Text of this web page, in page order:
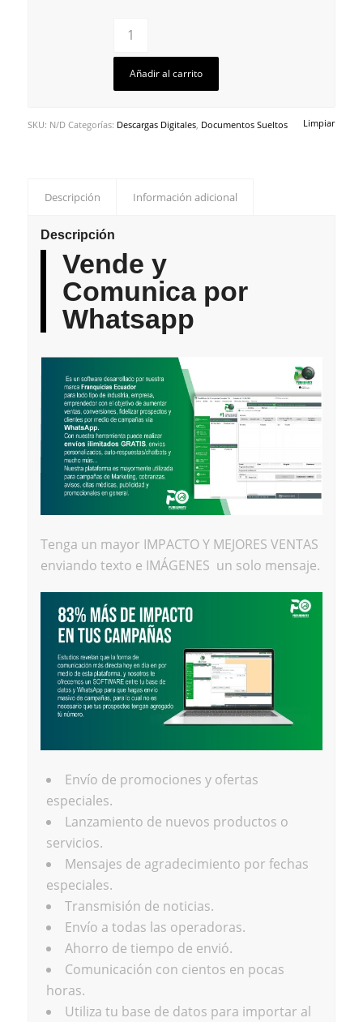
Limpiar
Añadir al carrito
SKU: N/D Categorías: Descargas Digitales, Documentos Sueltos
Descripción Información adicional
Descripción
Vende y
Comunica por
Whatsapp
Tenga un mayor IMPACTO Y MEJORES VENTAS
enviando texto e IMÁGENES un solo mensaje.
Envío de promociones y ofertas
especiales.
Lanzamiento de nuevos productos o
servicios.
Mensajes de agradecimiento por fechas
especiales.
Transmisión de noticias.
Envío a todas las operadoras.
Ahorro de tiempo de envió.
Comunicación con cientos en pocas
horas.
Utiliza tu base de datos para importar al